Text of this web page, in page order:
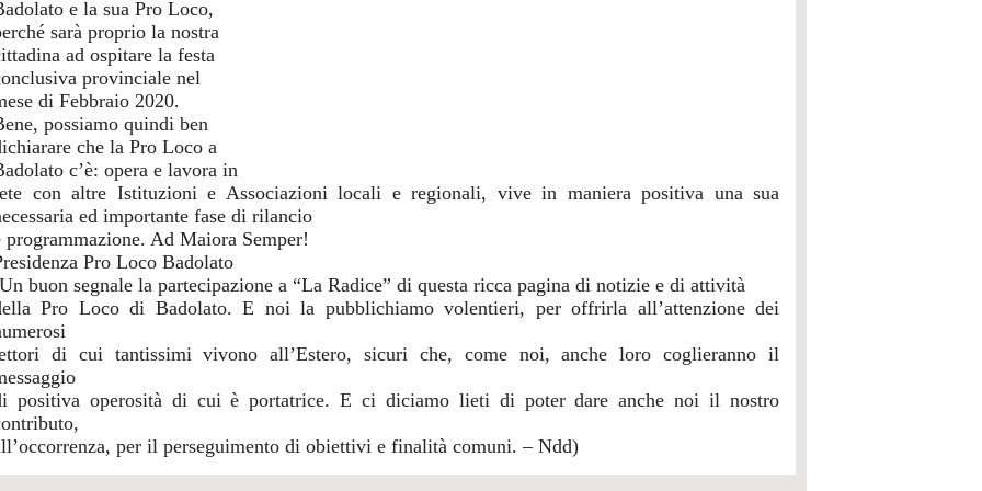
e la sua Pro Loco,
sarà proprio la nostra
ad ospitare la festa
provinciale nel
di Febbraio 2020.
possiamo quindi ben
che la Pro Loco a
c’è: opera e lavora in
con altre Istituzioni e Associazioni locali e regionali, vive in maniera positiva una sua
ed importante fase di rilancio
programmazione. Ad Maiora Semper!
Pro Loco Badolato
buon segnale la partecipazione a “La Radice” di questa ricca pagina di notizie e di attività
Pro Loco di Badolato. E noi la pubblichiamo volentieri, per offrirla all’attenzione dei
di cui tantissimi vivono all’Estero, sicuri che, come noi, anche loro coglieranno il
positiva operosità di cui è portatrice. E ci diciamo lieti di poter dare anche noi il nostro
per il perseguimento di obiettivi e finalità comuni. – Ndd)